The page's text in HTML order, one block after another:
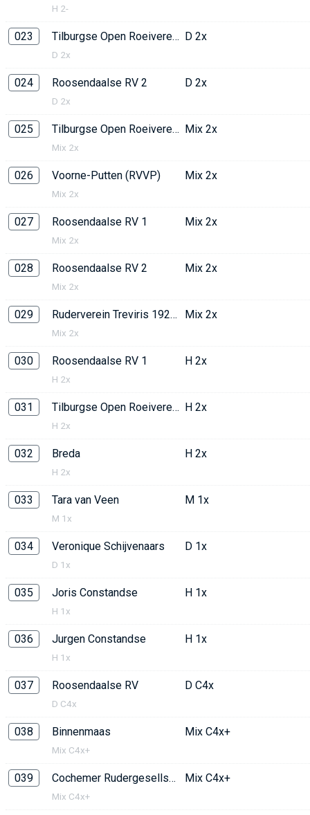
H 2-
023 Tilburgse Open Roeivereniging
D 2x
D 2x
024 Roosendaalse RV 2
D 2x
D 2x
025 Tilburgse Open Roeivereniging
Mix 2x
Mix 2x
026 Voorne-Putten (RVVP)
Mix 2x
Mix 2x
027 Roosendaalse RV 1
Mix 2x
Mix 2x
028 Roosendaalse RV 2
Mix 2x
Mix 2x
029 Ruderverein Treviris 1921
Mix 2x
Mix 2x
030 Roosendaalse RV 1
H 2x
H 2x
031 Tilburgse Open Roeivereniging
H 2x
H 2x
032 Breda
H 2x
H 2x
033 Tara van Veen
M 1x
M 1x
034 Veronique Schijvenaars
D 1x
D 1x
035 Joris Constandse
H 1x
H 1x
036 Jurgen Constandse
H 1x
H 1x
037 Roosendaalse RV
D C4x
D C4x
038 Binnenmaas
Mix C4x+
Mix C4x+
039 Cochemer Rudergesellschaft
Mix C4x+
Mix C4x+